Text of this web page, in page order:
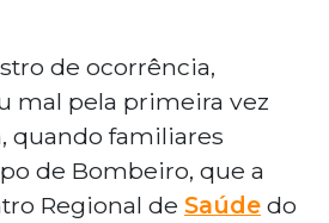
de ocorrência,
mal pela primeira vez
quando familiares
de Bombeiro, que a
Regional de Saúde do